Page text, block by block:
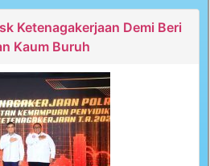
Ketenagakerjaan Demi Beri
Kaum Buruh